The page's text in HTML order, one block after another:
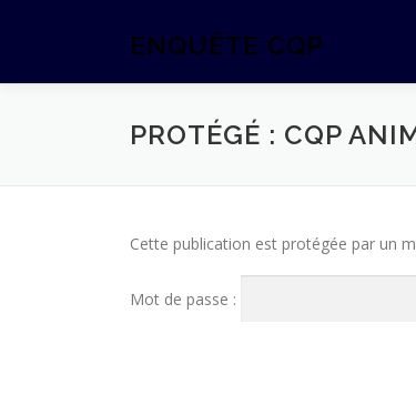
ENQUÊTE CQP
PROTÉGÉ : CQP
Cette publication est protégée par un
Mot de passe :